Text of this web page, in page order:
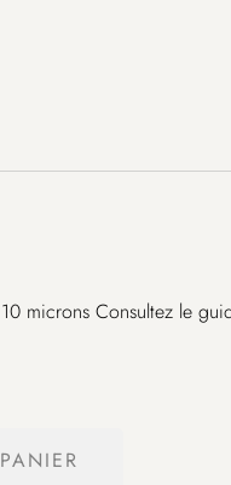
microns Consultez le